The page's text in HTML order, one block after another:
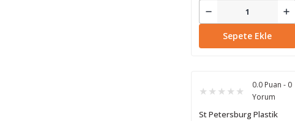
Sepete Ekle
0.0 Puan - 0
Yorum
St Petersburg Plastik